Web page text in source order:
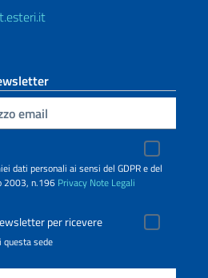
dati personali ai sensi del GDPR e del
2003, n.196 Privacy Note Legali
per ricevere
sede